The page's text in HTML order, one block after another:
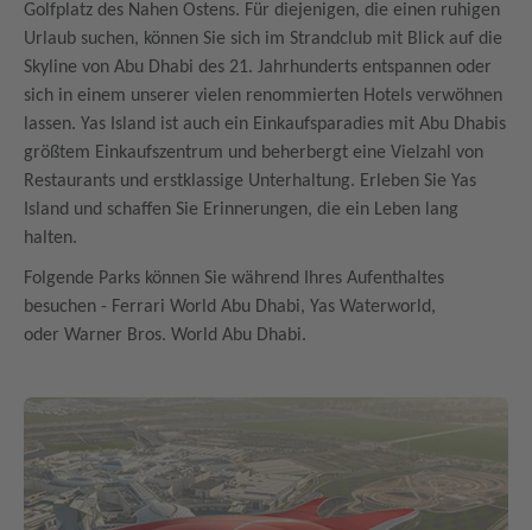
Golfplatz des Nahen Ostens. Für diejenigen, die einen ruhigen
Urlaub suchen, können Sie sich im Strandclub mit Blick auf die
Skyline von Abu Dhabi des 21. Jahrhunderts entspannen oder
sich in einem unserer vielen renommierten Hotels verwöhnen
lassen. Yas Island ist auch ein Einkaufsparadies mit Abu Dhabis
größtem Einkaufszentrum und beherbergt eine Vielzahl von
Restaurants und erstklassige Unterhaltung. Erleben Sie Yas
Island und schaffen Sie Erinnerungen, die ein Leben lang
halten.
Folgende Parks können Sie während Ihres Aufenthaltes
besuchen - Ferrari World Abu Dhabi, Yas Waterworld,
oder Warner Bros. World Abu Dhabi.